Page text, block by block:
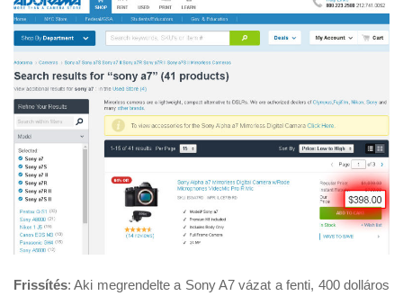
Frissítés: Aki megrendelte a Sony A7 vázat a fenti, 400 dolláros